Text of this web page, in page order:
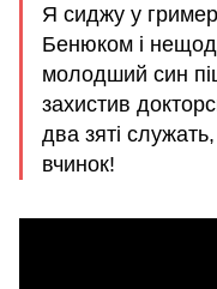
Я сиджу у
Бенюком і
молодший син
захистив
два зяті
вчинок!